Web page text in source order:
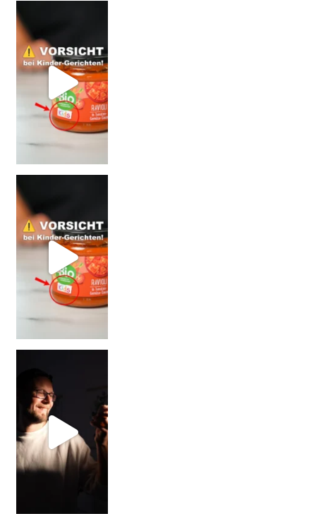
Vorsicht: Fallt nicht auf Kinder-Gerichte rein!
= BESSER?
Falsch gedacht!
W